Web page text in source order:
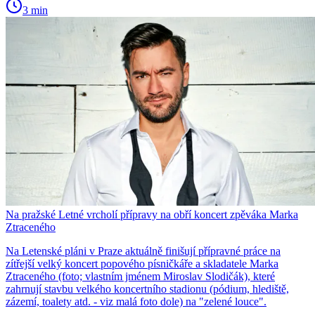
3 min
Na pražské Letné vrcholí přípravy na obří koncert zpěváka Marka
Ztraceného
Na Letenské pláni v Praze aktuálně finišují přípravné práce na
zítřejší velký koncert popového písničkáře a skladatele Marka
Ztraceného (foto; vlastním jménem Miroslav Slodičák), které
zahrnují stavbu velkého koncertního stadionu (pódium, hlediště,
zázemí, toalety atd. - viz malá foto dole) na "zelené louce".